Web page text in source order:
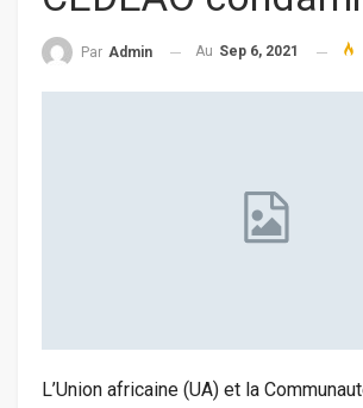
Par Admin Au Sep 6, 2021
L’Union africaine (UA) et la